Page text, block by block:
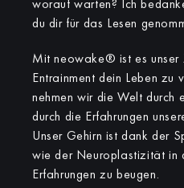
worauf warten? Ich
du dir für das Lesen
Mit neowake® ist es unser
Entrainment dein Leben zu
nehmen wir die Welt durch
durch die Erfahrungen
Unser Gehirn ist dank der
wie der Neuroplastizität in
Erfahrungen zu beugen.